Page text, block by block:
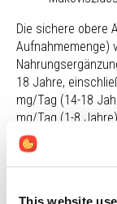
This website
Die sichere obere
Aufnahmemenge)
18 Jahre,
mg/Tag (14-18
mg/Tag (1-8 Jahre).